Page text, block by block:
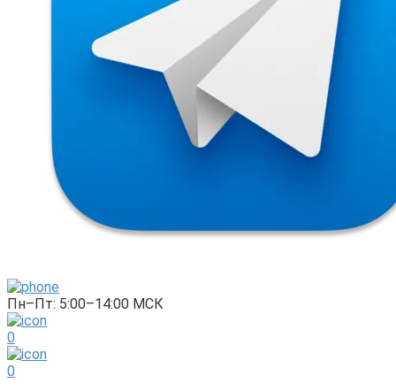
Пн–Пт: 5:00–14:00 МСК
0
0